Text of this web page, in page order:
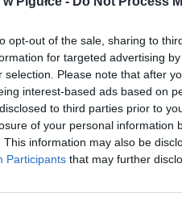
opt-out of the sale, sharing to
for targeted advertising
selection. Please note that after
interest-based ads based on
to third parties prior to
of your personal information
This information may also be
Participants that may further
nas do preferowanych źródeł